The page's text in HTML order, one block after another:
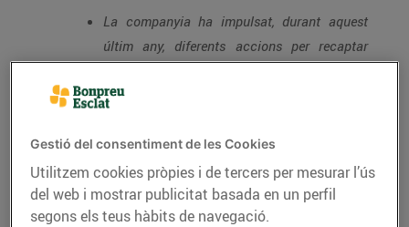
La companyia ha impulsat, durant aquest
últim any, diferents accions per recaptar
entitats socials Educo i Fundesplai, a 81
Catalunya, beneficiant un total de 601
infants d’educació infantil i de primària
El pròxim 31 de maig, el Grup Bon Preu
Gestió del consentiment de les Cookies
Utilitzem cookies pròpies i de tercers per mesurar l’ús
del web i mostrar publicitat basada en un perfil
segons els teus hàbits de navegació.